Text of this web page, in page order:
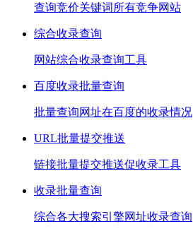
查询竞价关键词所有竞争网站
综合收录查询
网站综合收录查询工具
百度收录批量查询
批量查询网址在百度的收录情况
URL批量提交推送
链接批量提交推送促收录工具
收录批量查询
综合各大搜索引擎网址收录查询